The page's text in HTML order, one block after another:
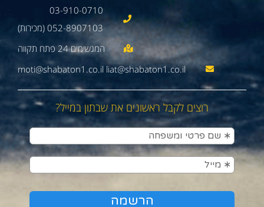
03-910-0710
052-8907103 (מכירות)
moti@shabaton1.co.il liat@shabaton1.co.il
רוצים לקבל ראשונים את שבתון במייל?